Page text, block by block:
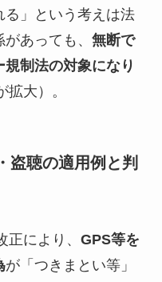
る」という考えは法
あっても、 無断で
制法の対象になり
大）。
盗聴の適用例と判
により、 GPS等を
が「つきまとい等」